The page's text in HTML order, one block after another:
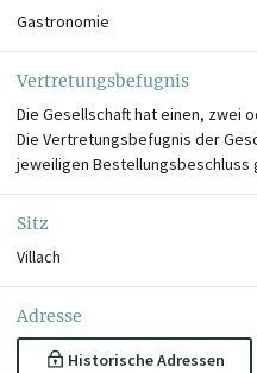
Gastronomie
Vertretungsbefugnis
Die Gesellschaft hat einen, zwei
Die Vertretungsbefugnis der
jeweiligen Bestellungsbeschluss
Sitz
Villach
Adresse
Historische Adressen